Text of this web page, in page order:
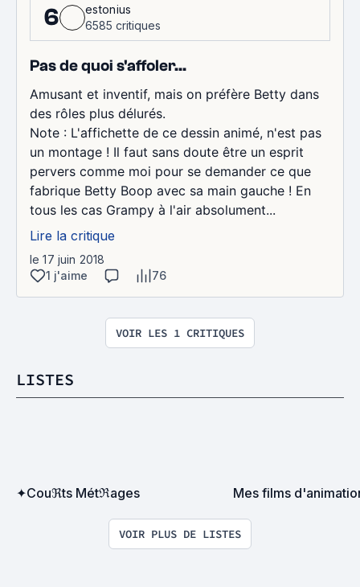
6
estonius
6585 critiques
Pas de quoi s'affoler...
Amusant et inventif, mais on préfère Betty dans
des rôles plus délurés.
Note : L'affichette de ce dessin animé, n'est pas
un montage ! Il faut sans doute être un esprit
pervers comme moi pour se demander ce que
fabrique Betty Boop avec sa main gauche ! En
tous les cas Grampy à l'air absolument...
Lire la critique
le 17 juin 2018
1 j'aime
76
VOIR LES 1 CRITIQUES
LISTES
✦Couℜts Métℜages Mes films
VOIR PLUS DE LISTES